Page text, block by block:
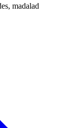
madalad